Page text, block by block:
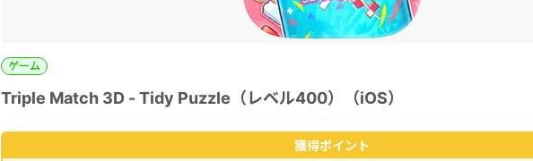
ゲーム
Triple Match 3D - Tidy Puzzle（レベル400）（iOS）
獲得ポイント